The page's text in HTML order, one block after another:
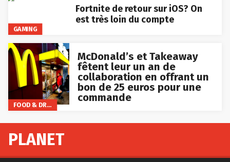
GAMING
Fortnite de retour sur iOS? On
est très loin du compte
FOOD & DRINKS
McDonald’s et Takeaway
fêtent leur un an de
collaboration en offrant un
bon de 25 euros pour une
commande
PLANET